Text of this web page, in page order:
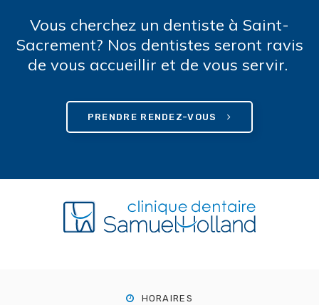
Vous cherchez un dentiste à Saint-
Sacrement? Nos dentistes seront ravis
de vous accueillir et de vous servir.
PRENDRE RENDEZ-VOUS
HORAIRES